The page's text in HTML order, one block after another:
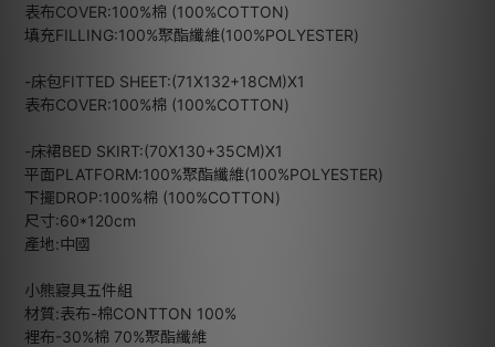
表布COVER:100%棉 (100%COTTON)
填充FILLING:100%聚酯纖維(100%POLYESTER)
-床包FITTED SHEET:(71X132+18CM)X1
表布COVER:100%棉 (100%COTTON)
-床裙BED SKIRT:(70X130+35CM)X1
平面PLATFORM:100%聚酯纖維(100%POLYESTER)
下擺DROP:100%棉 (100%COTTON)
尺寸:60*120cm
產地:中國
小熊寢具五件組
材質:表布-棉CONTTON 100%
裡布-30%棉 70%聚酯纖維